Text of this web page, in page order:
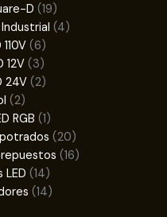
productos
D 1919
productos
44
66
productos
12V 33
productos
24V 22
22
productos
RGB 11
producto
2020
productos
1616
1414
productos
1414